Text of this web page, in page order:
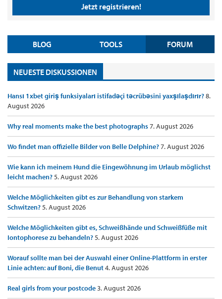
Jetzt registrieren!
BLOG TOOLS FORUM
NEUESTE DISKUSSIONEN
Hansı 1xbet giriş funksiyaları istifadəçi təcrübəsini yaxşılaşdırır?8.
August 2026
Why real moments make the best photographs7. August 2026
Wo findet man offizielle Bilder von Belle Delphine?7. August 2026
Wie kann ich meinem Hund die Eingewöhnung im Urlaub möglichst
leicht machen?5. August 2026
Welche Möglichkeiten gibt es zur Behandlung von starkem
Schwitzen?5. August 2026
Welche Möglichkeiten gibt es, Schweißhände und Schweißfüße mit
Iontophorese zu behandeln?5. August 2026
Worauf sollte man bei der Auswahl einer Online-Plattform in erster
Linie achten: auf Boni, die Benut4. August 2026
Real girls from your postcode3. August 2026